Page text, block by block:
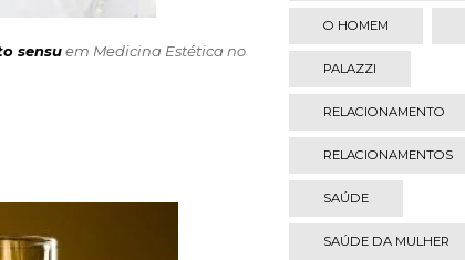
sensuem Medicina Estética no
O HOMEM
PALAZZI
RELACIONAMENTO
RELACIONAMENTOS
SAÚDE
SAÚDE DA MULHER